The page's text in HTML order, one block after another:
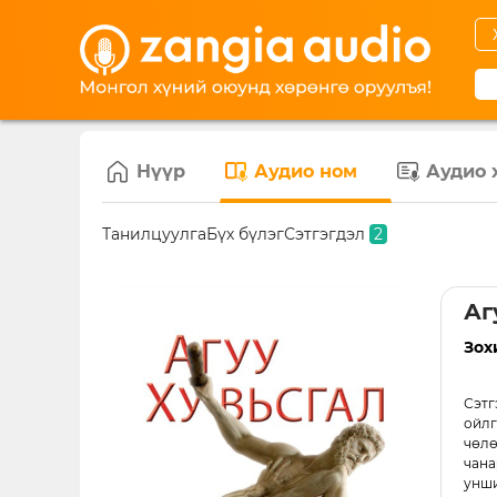
Нүүр Аудио ном Аудио
ТанилцуулгаБүх бүлэгСэтгэгдэл 2